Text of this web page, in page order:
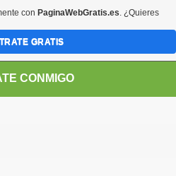
CONMIGO
con PaginaWebGratis.es. ¿Quieres
GRATIS